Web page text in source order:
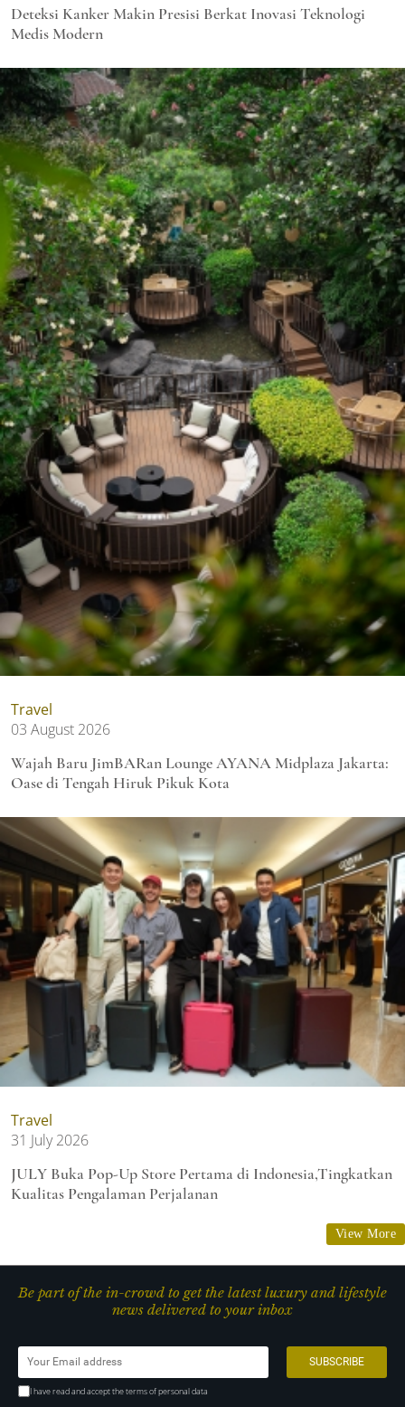
Deteksi Kanker Makin Presisi Berkat Inovasi Teknologi
Medis Modern
Travel
03 August 2026
Wajah Baru JimBARan Lounge AYANA Midplaza Jakarta:
Oase di Tengah Hiruk Pikuk Kota
Travel
31 July 2026
JULY Buka Pop-Up Store Pertama di Indonesia,Tingkatkan
Kualitas Pengalaman Perjalanan
View More
Be part of the in-crowd to get the latest luxury and lifestyle
news delivered to your inbox
I have read and accept the terms of personal data